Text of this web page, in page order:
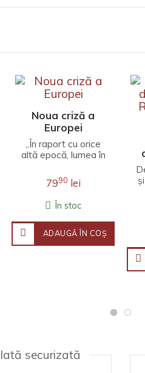
Noua criză a
Europei
„În raport cu orice
altă epocă, lumea în
diferită. Concentrări
de putere
industrială..
7990 lei
În stoc
ADAUGĂ ÎN COŞ